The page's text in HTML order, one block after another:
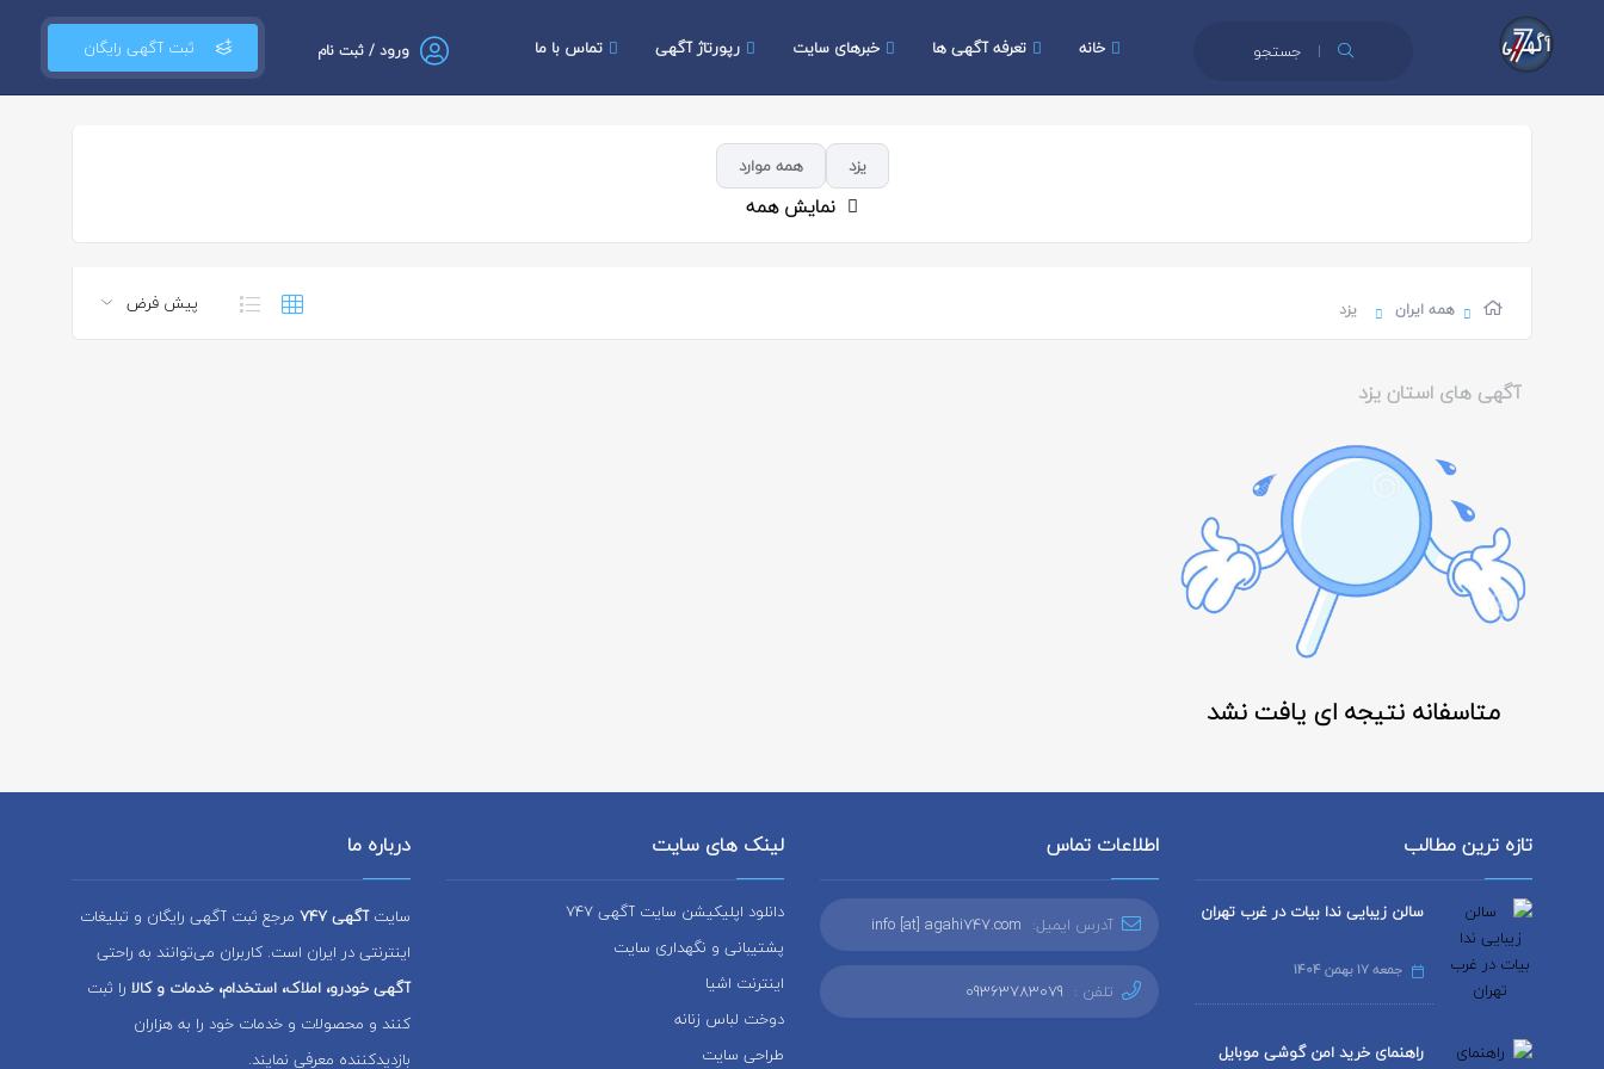
جستجو ورود / ثبت نام خانه تعرفه آگهی ها خبرهای سایت رپورتاژ آگهی تماس با ما
یزد همه موارد
نمایش همه
همه ایران یزد
آگهی های استان یزد
متاسفانه نتیجه ای یافت نشد
تازه ترین مطالب
سالن زیبایی ندا بیات در غرب تهران
جمعه 17 بهمن 1404
راهنمای خرید امن گوشی موبایل
اطلاعات تماس
آدرس ایمیل: info [at] agahi747.com
تلفن : 09363783079
لینک های سایت
دانلود اپلیکیشن سایت آگهی 747
پشتیبانی و نگهداری سایت
اینترنت اشیا
دوخت لباس زنانه
طراحی سایت
درباره ما
سایتآگهی 747
مرجع ثبت آگهی رایگان و تبلیغات
اینترنتی در ایران است. کاربران می‌توانند به راحتی
آگهی خودرو، املاک، استخدام، خدمات و کالا را ثبت
کنند و محصولات و خدمات خود را به هزاران
بازدیدکننده معرفی نمایند.